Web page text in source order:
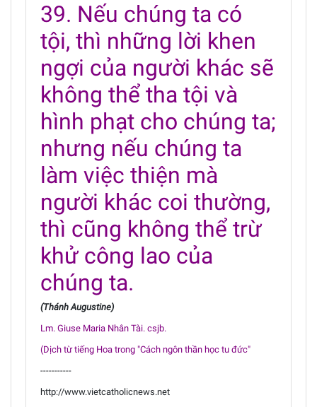
39. Nếu chúng ta có
tội, thì những lời khen
ngợi của người khác sẽ
không thể tha tội và
hình phạt cho chúng ta;
nhưng nếu chúng ta
làm việc thiện mà
người khác coi thường,
thì cũng không thể trừ
khử công lao của
chúng ta.
(Thánh Augustine)
Lm. Giuse Maria Nhân Tài. csjb.
(Dịch từ tiếng Hoa trong "Cách ngôn thần học tu đức"
-----------
http://www.vietcatholicnews.net